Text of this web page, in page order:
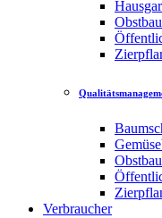
Obstbau
Obstbau
Verbraucher